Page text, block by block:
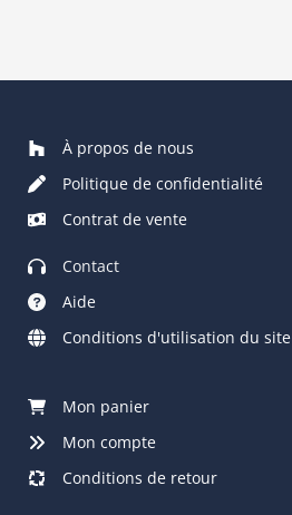
À propos de nous
Politique de confidentialité
Contrat de vente
Contact
Aide
Conditions d'utilisation du site
Mon panier
Mon compte
Conditions de retour